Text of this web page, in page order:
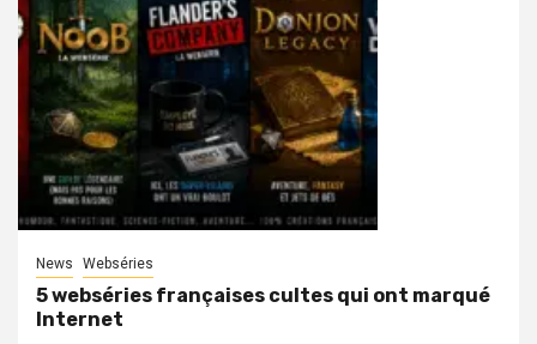
News Webséries
5 webséries françaises cultes qui ont marqué
Internet